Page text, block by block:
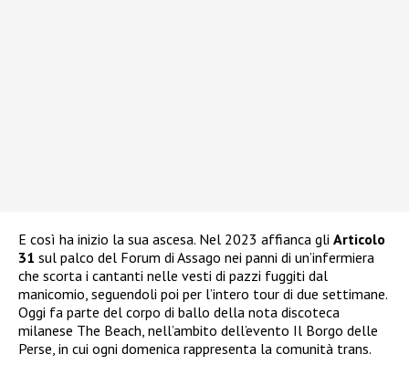
E così ha inizio la sua ascesa. Nel 2023 affianca gli Articolo
31 sul palco del Forum di Assago nei panni di un’infermiera
che scorta i cantanti nelle vesti di pazzi fuggiti dal
manicomio, seguendoli poi per l’intero tour di due settimane.
Oggi fa parte del corpo di ballo della nota discoteca
milanese The Beach, nell’ambito dell’evento Il Borgo delle
Perse, in cui ogni domenica rappresenta la comunità trans.